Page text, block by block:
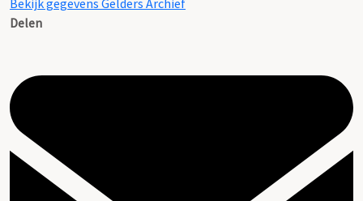
Bekijk gegevens Gelders Archief
Delen